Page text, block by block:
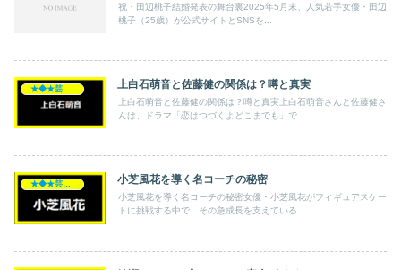
祝・田辺桃子結婚発表の舞台裏2025年5月末、人気若手女優・田辺
桃子（25歳）が公式サイトとSNSを...
★◆★芸能人★◆★ 上白石萌音と佐藤健の関係は？噂と真実
上白石萌音と佐藤健の関係は？噂と真実上白石萌音さんと佐藤健さ
んは、ドラマ「恋はつづくよどこまでも」で...
★◆★芸能人★◆★ 小芝風花を導く名コーチの秘密
小芝風花を導く名コーチの秘密女優・小芝風花がフィギュアスケー
トに挑戦する中で、その急成長を支えている...